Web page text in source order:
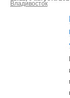
Владивосток